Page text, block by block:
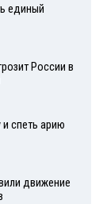
единый
России в
спеть арию
движение